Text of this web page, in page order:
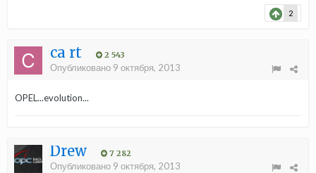
2
ca rt 2 543
Опубликовано 9 октября, 2013
OPEL...evolution...
Drew 7 282
Опубликовано 9 октября, 2013